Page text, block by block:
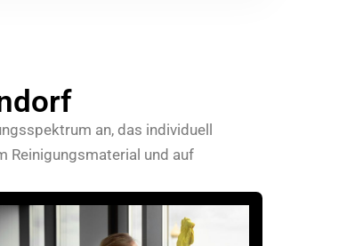
an, das individuell
Reinigungsmaterial und auf